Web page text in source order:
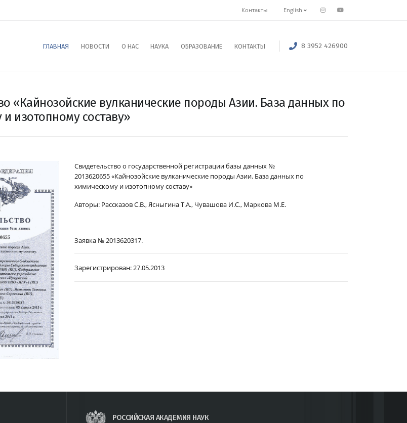
Контакты English
ГЛАВНАЯ НОВОСТИ О НАС НАУКА ОБРАЗОВАНИЕ КОНТАКТЫ 8 3952 426900
«Кайнозойские вулканические породы Азии. База данных по
изотопному составу»
Свидетельство о государственной регистрации базы данных №
2013620655«Кайнозойские вулканические породы Азии. База данных по
химическому и изотопному составу»
Авторы: Рассказов С.В., Ясныгина Т.А., Чувашова И.С., Маркова М.Е.
Заявка № 2013620317.
Зарегистрирован:27.05.2013
РОССИЙСКАЯ АКАДЕМИЯ НАУК